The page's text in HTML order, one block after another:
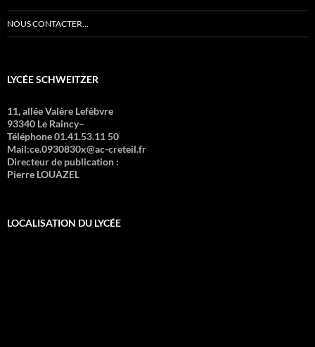
NOUS CONTACTER…
LYCÉE SCHWEITZER
11, allée Valère Lefèbvre
93340 Le Raincy–
Téléphone 01.41.53.11 50
Mail:ce.0930830x@ac-creteil.fr
Directeur de publication :
Pierre LOUAZEL
LOCALISATION DU LYCÉE